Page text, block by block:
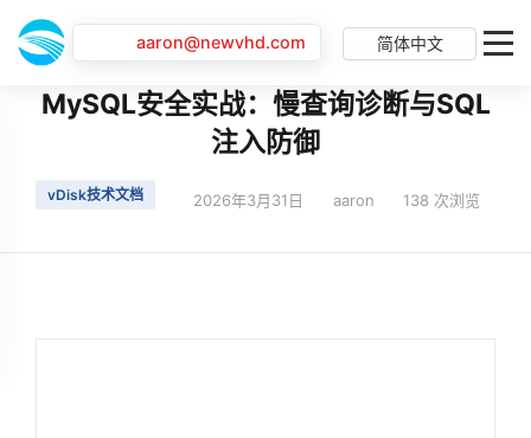
aaron@newvhd.com 简体中文
首页 最新动态 MySQL安全实战：慢查询诊断与SQL注入防御
MySQL安全实战：慢查询诊断与SQL
注入防御
vDisk技术文档 2026年3月31日 aaron 138 次浏览